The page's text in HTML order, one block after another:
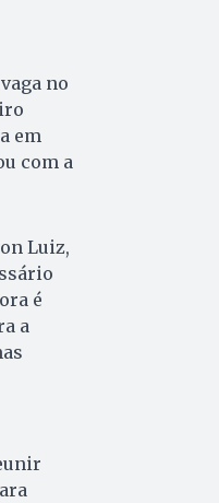
no
em
com a
Luiz,
é
a